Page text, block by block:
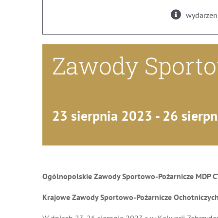
Zawody
23 sierpnia 2023 - 26
Ogólnopolskie Zawody Sportowo-Pożarnicze MDP
Krajowe Zawody Sportowo-Pożarnicze